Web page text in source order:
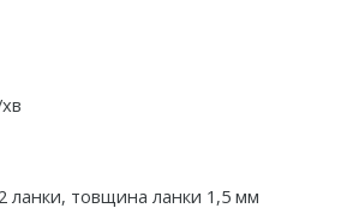
ланки, товщина ланки 1,5 мм